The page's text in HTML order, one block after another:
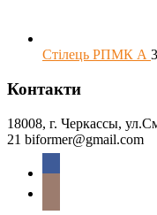
Стілець РПМК А
Контакти
18008, г. Черкассы,
21 biformer@gmail.com